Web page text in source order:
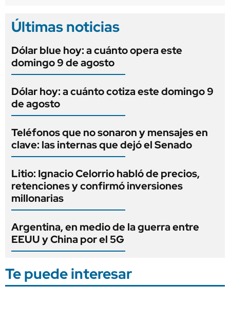
Últimas noticias
Dólar blue hoy: a cuánto opera este
domingo 9 de agosto
Dólar hoy: a cuánto cotiza este domingo 9
de agosto
Teléfonos que no sonaron y mensajes en
clave: las internas que dejó el Senado
Litio: Ignacio Celorrio habló de precios,
retenciones y confirmó inversiones
millonarias
Argentina, en medio de la guerra entre
EEUU y China por el 5G
Te puede interesar